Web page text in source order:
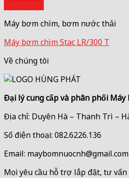
Máy bơm chìm, bơm nước thải
Máy bơm chìm Stac LR/300 T
Về chúng tôi
Đại lý cung cấp và phân phối
Địa chỉ: Duyên Hà – Thanh Trì –
Số điện thoại: 082.6226.136
Email: maybomnuocnh@gmail.com
Mọi yêu cầu hỗ trợ lắp đặt, tư